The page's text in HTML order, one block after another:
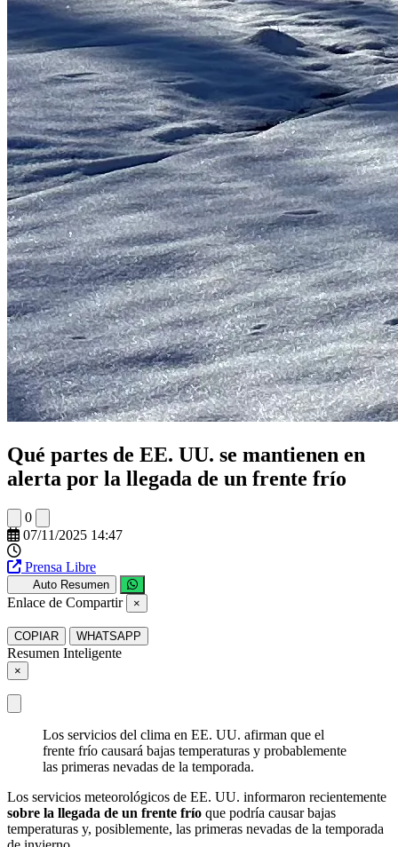
Qué partes de EE. UU. se mantienen en
alerta por la llegada de un frente frío
0
07/11/2025 14:47
Prensa Libre
Auto Resumen
Enlace de Compartir ×
COPIAR WHATSAPP
Resumen Inteligente
×
Los servicios del clima en EE. UU. afirman que el
frente frío causará bajas temperaturas y probablemente
las primeras nevadas de la temporada.
Los servicios meteorológicos de EE. UU. informaron recientemente
sobre la llegada de un frente frío que podría causar bajas
temperaturas y, posiblemente, las primeras nevadas de la temporada